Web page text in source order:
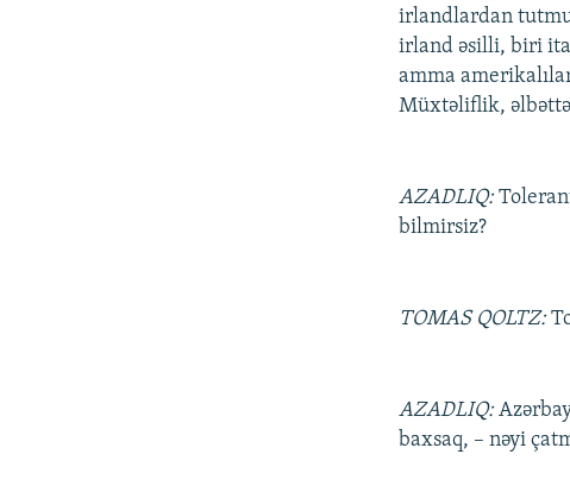
irlandlardan
irland əsilli, biri
amma
Müxtəliflik,
AZADLIQ:
bilmirsiz?
TOMAS QOLTZ:
AZADLIQ:
baxsaq, – nəyi